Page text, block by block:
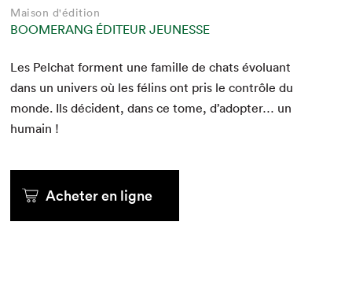
Maison d'édition
BOOMERANG ÉDITEUR JEUNESSE
Les Pelchat for­ment une famille de chats évolu­ant
dans un univers où les félins ont pris le con­trôle du
monde. Ils déci­dent, dans ce tome, d’adopter… un
humain !
Acheter en ligne